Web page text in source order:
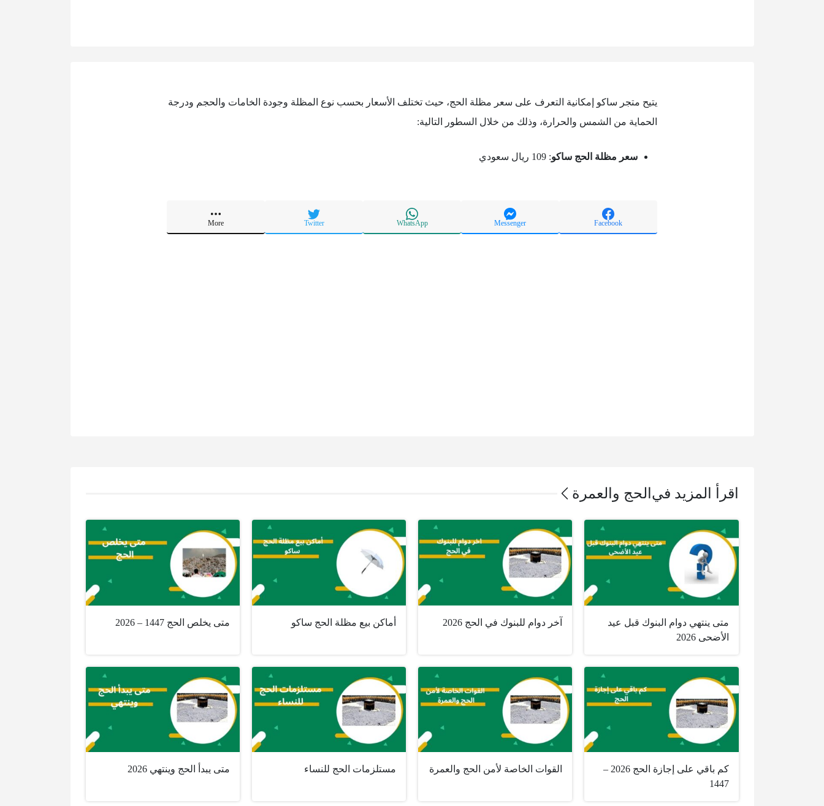
يتيح متجر ساكو إمكانية التعرف على سعر مظلة الحج، حيث تختلف الأسعار بحسب نوع المظلة وجودة الخامات والحجم ودرجة
الحماية من الشمس والحرارة، وذلك من خلال السطور التالية:
سعر مظلة الحج ساكو: 109 ريال سعودي
Facebook
Messenger
WhatsApp
Twitter
More
اقرأ المزيد في الحج والعمرة
متى ينتهي دوام البنوك قبل عيد
الأضحى 2026
آخر دوام للبنوك في الحج 2026 أماكن بيع مظلة الحج ساكو متى يخلص الحج 1447 – 2026
كم باقي على إجازة الحج 2026 –
1447
القوات الخاصة لأمن الحج والعمرة مستلزمات الحج للنساء متى يبدأ الحج وينتهي 2026